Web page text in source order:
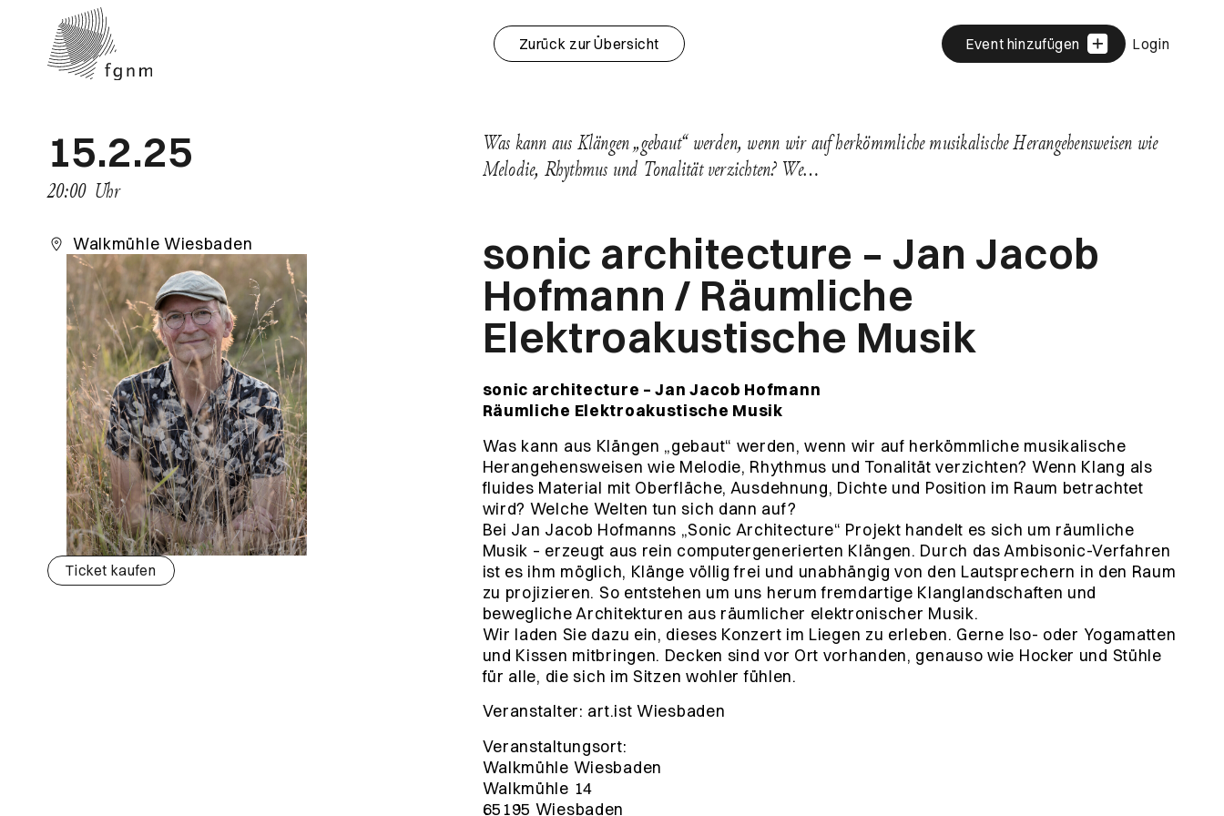
Zurück zur Übersicht Event hinzufügen Login
15.2.25
20:00 Uhr
Walkmühle Wiesbaden
Ticket kaufen
Was kann aus Klängen „gebaut“ werden, wenn wir auf herkömmliche musikalische Herangehensweisen wie
Melodie, Rhythmus und Tonalität verzichten? We…
sonic architecture – Jan Jacob
Hofmann / Räumliche
Elektroakustische Musik
sonic architecture – Jan Jacob Hofmann
Räumliche Elektroakustische Musik
Was kann aus Klängen „gebaut“ werden, wenn wir auf herkömmliche musikalische
Herangehensweisen wie Melodie, Rhythmus und Tonalität verzichten? Wenn Klang als
fluides Material mit Oberfläche, Ausdehnung, Dichte und Position im Raum betrachtet
wird? Welche Welten tun sich dann auf?
Bei Jan Jacob Hofmanns „Sonic Architecture“ Projekt handelt es sich um räumliche
Musik – erzeugt aus rein computergenerierten Klängen. Durch das Ambisonic-Verfahren
ist es ihm möglich, Klänge völlig frei und unabhängig von den Lautsprechern in den Raum
zu projizieren. So entstehen um uns herum fremdartige Klanglandschaften und
bewegliche Architekturen aus räumlicher elektronischer Musik.
Wir laden Sie dazu ein, dieses Konzert im Liegen zu erleben. Gerne Iso- oder Yogamatten
und Kissen mitbringen. Decken sind vor Ort vorhanden, genauso wie Hocker und Stühle
für alle, die sich im Sitzen wohler fühlen.
Veranstalter: art.ist Wiesbaden
Veranstaltungsort:
Walkmühle Wiesbaden
Walkmühle 14
65195 Wiesbaden